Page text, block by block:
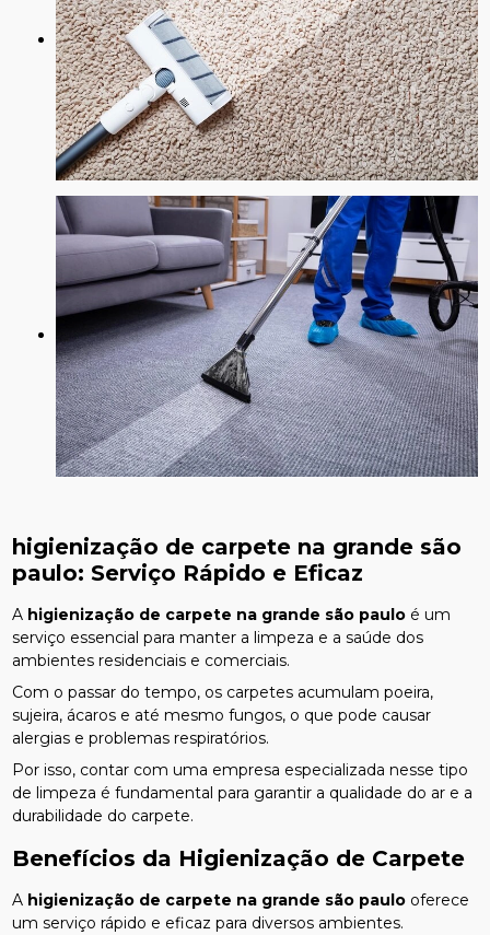
higienização de carpete na grande são
paulo: Serviço Rápido e Eficaz
A higienização de carpete na grande são paulo é um
serviço essencial para manter a limpeza e a saúde dos
ambientes residenciais e comerciais.
Com o passar do tempo, os carpetes acumulam poeira,
sujeira, ácaros e até mesmo fungos, o que pode causar
alergias e problemas respiratórios.
Por isso, contar com uma empresa especializada nesse tipo
de limpeza é fundamental para garantir a qualidade do ar e a
durabilidade do carpete.
Benefícios da Higienização de Carpete
A higienização de carpete na grande são paulo oferece
um serviço rápido e eficaz para diversos ambientes.